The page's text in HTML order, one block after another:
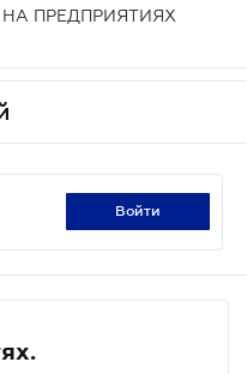
ПРЕДПРИЯТИЯХ
войти